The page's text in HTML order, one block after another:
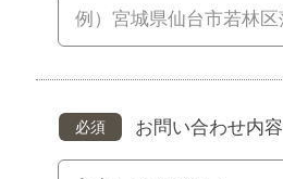
必須 お問い合わせ内容